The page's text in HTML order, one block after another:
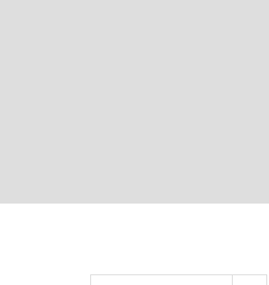
Patrón técnico de corset a medida